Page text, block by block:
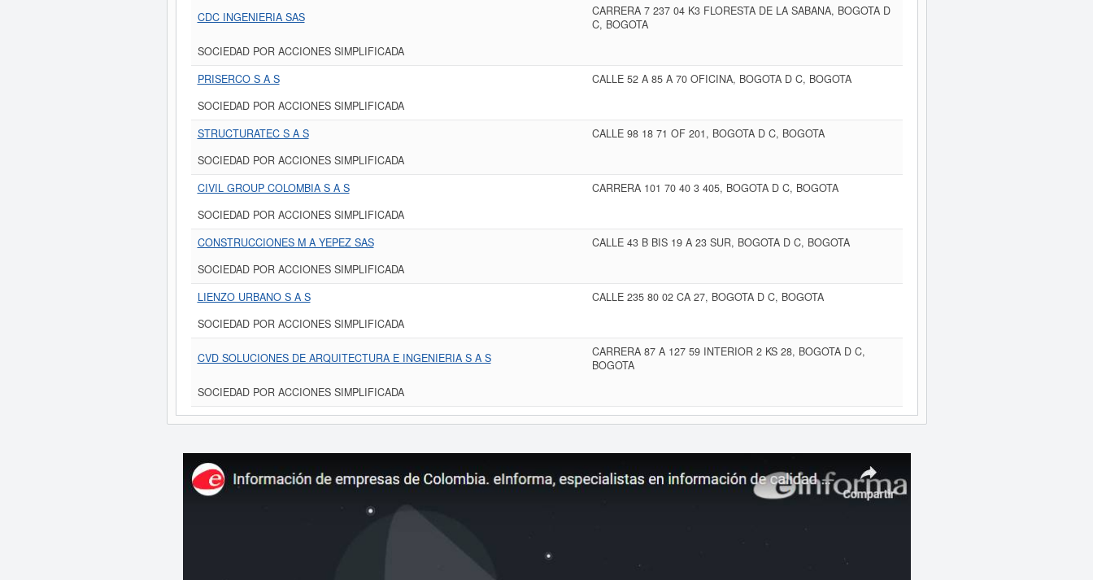
CDC INGENIERIA SAS
CARRERA 7 237 04 K3 FLORESTA DE LA SABANA, BOGOTA D
C, BOGOTA
SOCIEDAD POR ACCIONES SIMPLIFICADA
PRISERCO S A S
CALLE 52 A 85 A 70 OFICINA, BOGOTA D C, BOGOTA
SOCIEDAD POR ACCIONES SIMPLIFICADA
STRUCTURATEC S A S
CALLE 98 18 71 OF 201, BOGOTA D C, BOGOTA
SOCIEDAD POR ACCIONES SIMPLIFICADA
CIVIL GROUP COLOMBIA S A S
CARRERA 101 70 40 3 405, BOGOTA D C, BOGOTA
SOCIEDAD POR ACCIONES SIMPLIFICADA
CONSTRUCCIONES M A YEPEZ SAS
CALLE 43 B BIS 19 A 23 SUR, BOGOTA D C, BOGOTA
SOCIEDAD POR ACCIONES SIMPLIFICADA
LIENZO URBANO S A S
CALLE 235 80 02 CA 27, BOGOTA D C, BOGOTA
SOCIEDAD POR ACCIONES SIMPLIFICADA
CVD SOLUCIONES DE ARQUITECTURA E INGENIERIA S A S
CARRERA 87 A 127 59 INTERIOR 2 KS 28, BOGOTA D C,
BOGOTA
SOCIEDAD POR ACCIONES SIMPLIFICADA